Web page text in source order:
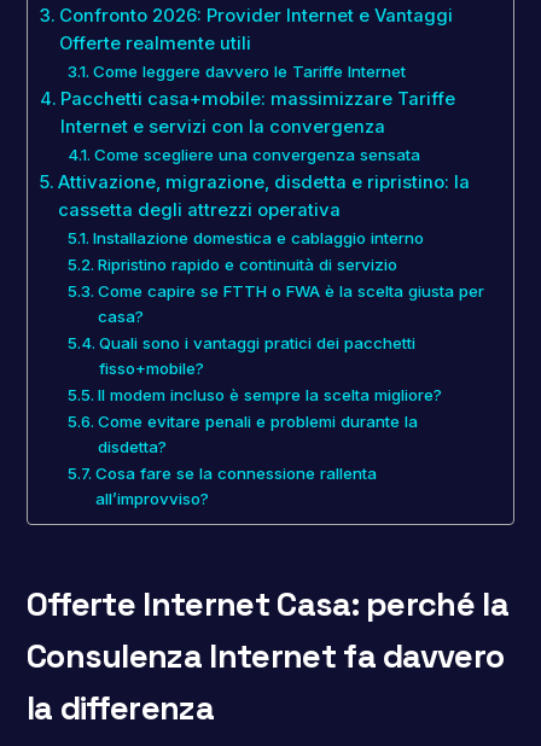
Confronto 2026: Provider Internet e Vantaggi
Offerte realmente utili
Come leggere davvero le Tariffe Internet
Pacchetti casa+mobile: massimizzare Tariffe
Internet e servizi con la convergenza
Come scegliere una convergenza sensata
Attivazione, migrazione, disdetta e ripristino: la
cassetta degli attrezzi operativa
Installazione domestica e cablaggio interno
Ripristino rapido e continuità di servizio
Come capire se FTTH o FWA è la scelta giusta per
casa?
Quali sono i vantaggi pratici dei pacchetti
fisso+mobile?
Il modem incluso è sempre la scelta migliore?
Come evitare penali e problemi durante la
disdetta?
Cosa fare se la connessione rallenta
all’improvviso?
Offerte Internet Casa: perché la
Consulenza Internet fa davvero
la differenza